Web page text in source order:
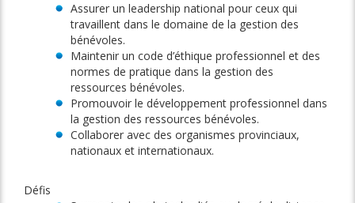
Assurer un leadership national pour ceux qui
travaillent dans le domaine de la gestion des
bénévoles.
Maintenir un code d’éthique professionnel et des
normes de pratique dans la gestion des
ressources bénévoles.
Promouvoir le développement professionnel dans
la gestion des ressources bénévoles.
Collaborer avec des organismes provinciaux,
nationaux et internationaux.
Défis